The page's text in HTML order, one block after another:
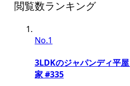
閲覧数ランキング
No.1
3LDKのジャパンディ平
家 #335